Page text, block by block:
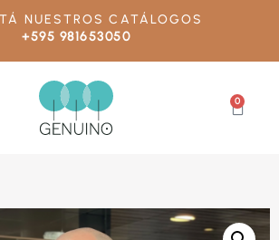
NUESTROS CATÁLOGOS
+595 981653050
0